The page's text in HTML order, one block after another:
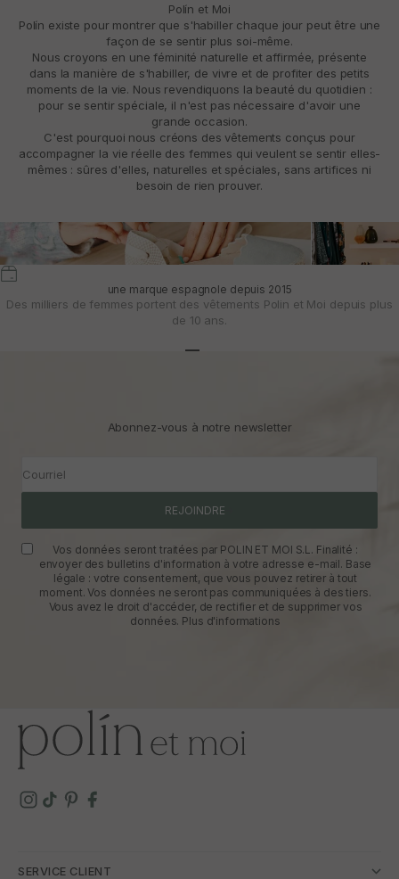
Polín et Moi
Polín existe pour montrer que s'habiller chaque jour peut être une
façon de se sentir plus soi-même.
Nous croyons en une féminité naturelle et affirmée, présente
dans la manière de s'habiller, de vivre et de profiter des petits
moments de la vie. Nous revendiquons la beauté du quotidien :
pour se sentir spéciale, il n'est pas nécessaire d'avoir une
grande occasion.
C'est pourquoi nous créons des vêtements conçus pour
accompagner la vie réelle des femmes qui veulent se sentir elles-
mêmes : sûres d'elles, naturelles et spéciales, sans artifices ni
besoin de rien prouver.
une marque espagnole depuis 2015
Des milliers de femmes portent des vêtements Polin et Moi depuis plus
de 10 ans.
Abonnez-vous à notre newsletter
Courriel
REJOINDRE
Vos données seront traitées par POLIN ET MOI S.L. Finalité :
envoyer des bulletins d'information à votre adresse e-mail. Base
légale : votre consentement, que vous pouvez retirer à tout
moment. Vos données ne seront pas communiquées à des tiers.
Vous avez le droit d'accéder, de rectifier et de supprimer vos
données. Plus d'informations
SERVICE CLIENT